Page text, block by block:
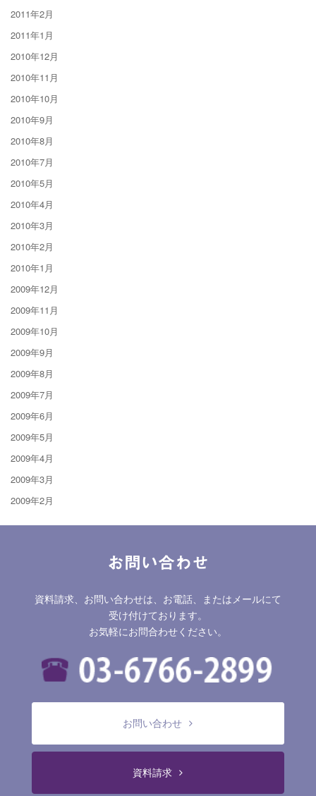
2011年2月
2011年1月
2010年12月
2010年11月
2010年10月
2010年9月
2010年8月
2010年7月
2010年5月
2010年4月
2010年3月
2010年2月
2010年1月
2009年12月
2009年11月
2009年10月
2009年9月
2009年8月
2009年7月
2009年6月
2009年5月
2009年4月
2009年3月
2009年2月
お問い合わせ
資料請求、お問い合わせは、お電話、またはメールにて
受け付けております。
お気軽にお問合わせください。
お問い合わせ
資料請求